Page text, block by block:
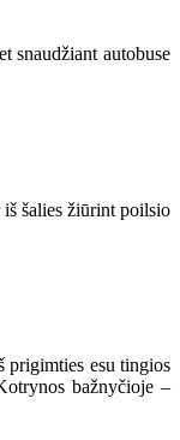
snaudžiant autobuse
šalies žiūrint poilsio
prigimties esu tingios
bažnyčioje –